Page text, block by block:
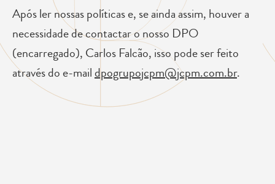
Após ler nossas políticas e, se ainda assim, houver a
necessidade de contactar o nosso DPO
(encarregado), Carlos Falcão, isso pode ser feito
através do e-maildpogrupojcpm@jcpm.com.br.